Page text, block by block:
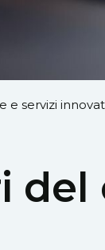
e servizi